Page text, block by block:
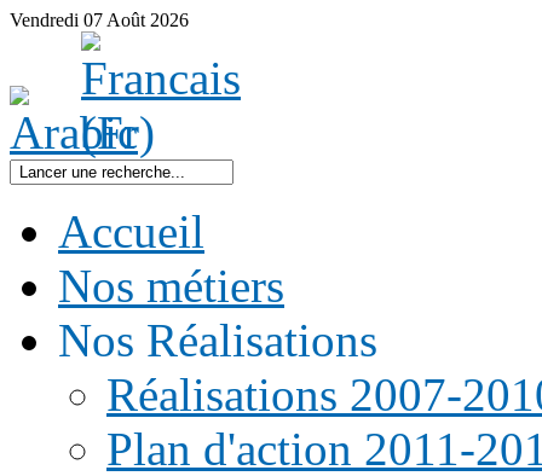
Vendredi 07 Août 2026
Accueil
Nos métiers
Nos Réalisations
Réalisations 2007-
Plan d'action 2011-